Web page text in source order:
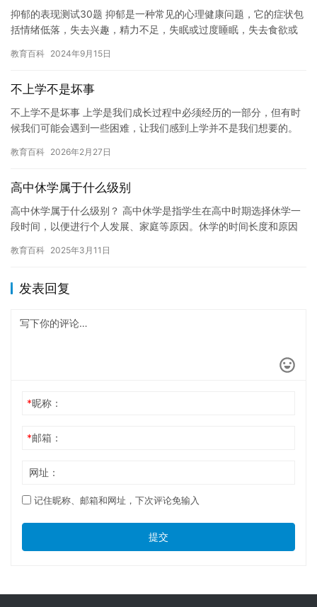
抑郁的表现测试30题 抑郁是一种常见的心理健康问题，它的症状包
括情绪低落，失去兴趣，精力不足，失眠或过度睡眠，失去食欲或
卑…
教育百科 2024年9月15日
不上学不是坏事
不上学不是坏事 上学是我们成长过程中必须经历的一部分，但有时
候我们可能会遇到一些困难，让我们感到上学并不是我们想要的。
但无…
教育百科 2026年2月27日
高中休学属于什么级别
高中休学属于什么级别？ 高中休学是指学生在高中时期选择休学一
段时间，以便进行个人发展、家庭等原因。休学的时间长度和原因
学生…
教育百科 2025年3月11日
发表回复
*昵称：
*邮箱：
网址：
记住昵称、邮箱和网址，下次评论免输入
提交